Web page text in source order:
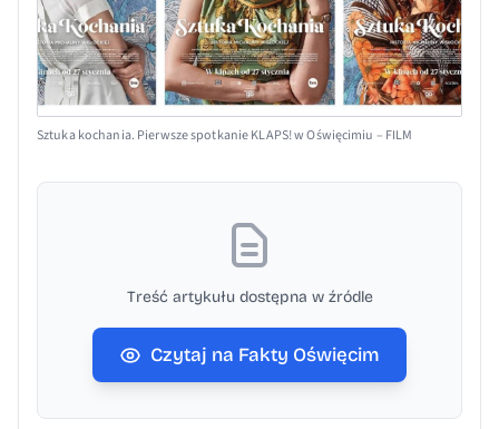
Sztuka kochania. Pierwsze spotkanie KLAPS! w Oświęcimiu – FILM
Treść artykułu dostępna w źródle
Czytaj na Fakty Oświęcim